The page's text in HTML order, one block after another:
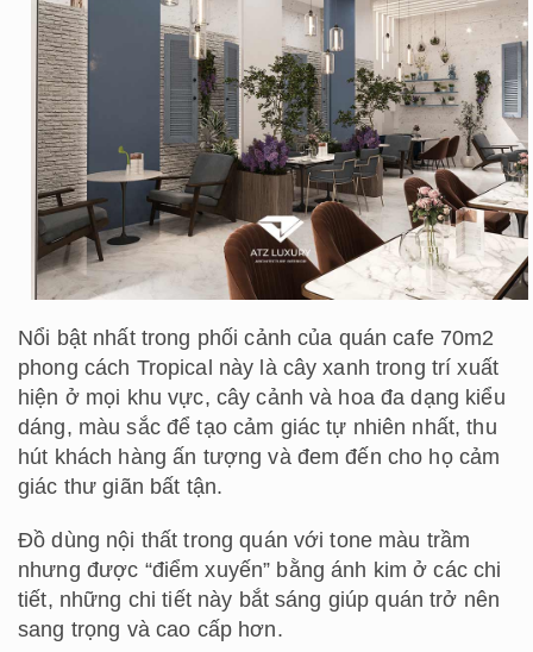
Nổi bật nhất trong phối cảnh của quán cafe 70m2
phong cách Tropical này là cây xanh trong trí xuất
hiện ở mọi khu vực, cây cảnh và hoa đa dạng kiểu
dáng, màu sắc để tạo cảm giác tự nhiên nhất, thu
hút khách hàng ấn tượng và đem đến cho họ cảm
giác thư giãn bất tận.
Đồ dùng nội thất trong quán với tone màu trầm
nhưng được “điểm xuyến” bằng ánh kim ở các chi
tiết, những chi tiết này bắt sáng giúp quán trở nên
sang trọng và cao cấp hơn.